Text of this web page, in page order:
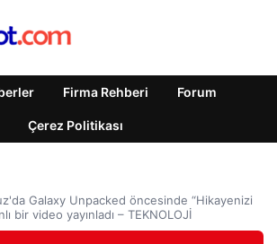
Firma Rehberi Forum
Çerez Politikası
Galaxy Unpacked öncesinde “Hikayenizi
bir video yayınladı – TEKNOLOJİ